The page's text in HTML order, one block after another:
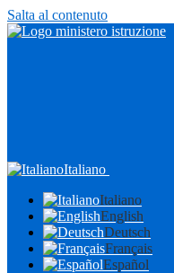
Salta al contenuto
Italiano
Italiano
English
Deutsch
Français
Español